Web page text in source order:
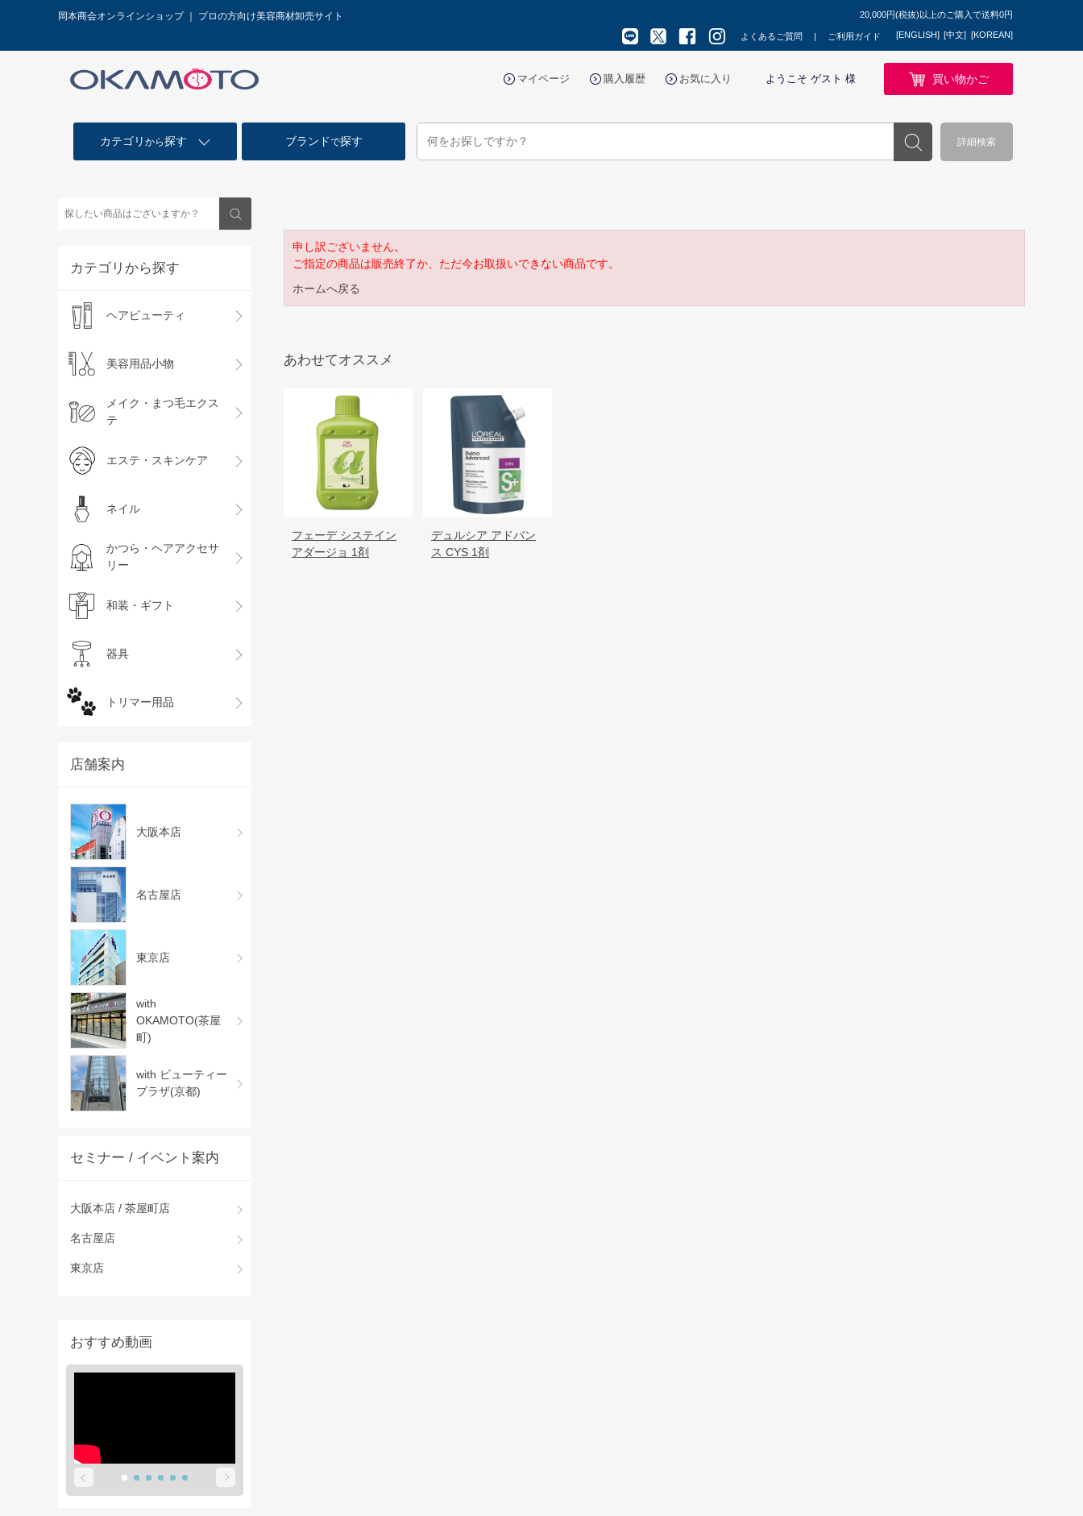
岡本商会オンラインショップ ｜ プロの方向け美容商材卸売サイト 20,000円(税抜)以上のご購入で送料0円
よくあるご質問 ご利用ガイド [ENGLISH] [中文] [KOREAN]
マイページ 購入履歴 お気に入り ようこそ ゲスト 様 買い物かご
カテゴリ から探す ブランドで探す 詳細検索
カテゴリから探す
ヘアビューティ
美容用品小物
メイク・まつ毛エクス
テ
エステ・スキンケア
ネイル
かつら・ヘアアクセサ
リー
和装・ギフト
器具
トリマー用品
店舗案内
大阪本店
名古屋店
東京店
with
OKAMOTO(茶屋
町)
with ビューティー
プラザ(京都)
セミナー / イベント案内
大阪本店 / 茶屋町店
名古屋店
東京店
おすすめ動画
申し訳ございません。
ご指定の商品は販売終了か、ただ今お取扱いできない商品です。
ホームへ戻る
あわせてオススメ
フェーデ システイン
アダージョ 1剤
デュルシア アドバン
ス CYS 1剤